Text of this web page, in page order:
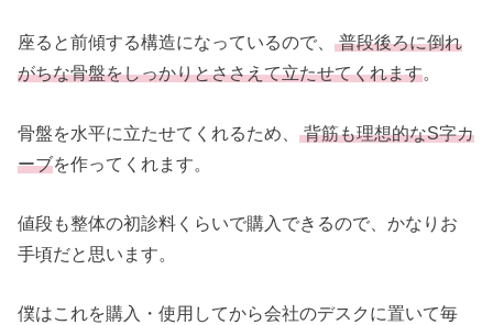
座ると前傾する構造になっているので、普段後ろに倒れ
がちな骨盤をしっかりとささえて立たせてくれます。
骨盤を水平に立たせてくれるため、背筋も理想的なS字カ
ーブを作ってくれます。
値段も整体の初診料くらいで購入できるので、かなりお
手頃だと思います。
僕はこれを購入・使用してから会社のデスクに置いて毎